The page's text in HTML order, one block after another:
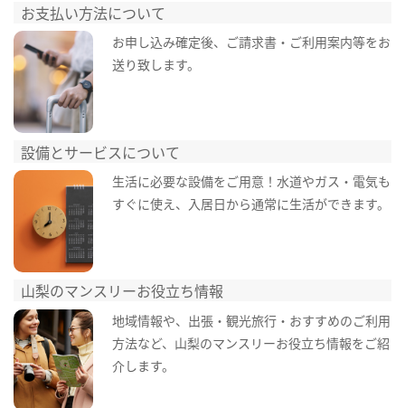
お支払い方法について
お申し込み確定後、ご請求書・ご利用案内等をお
送り致します。
設備とサービスについて
生活に必要な設備をご用意！水道やガス・電気も
すぐに使え、入居日から通常に生活ができます。
山梨のマンスリーお役立ち情報
地域情報や、出張・観光旅行・おすすめのご利用
方法など、山梨のマンスリーお役立ち情報をご紹
介します。